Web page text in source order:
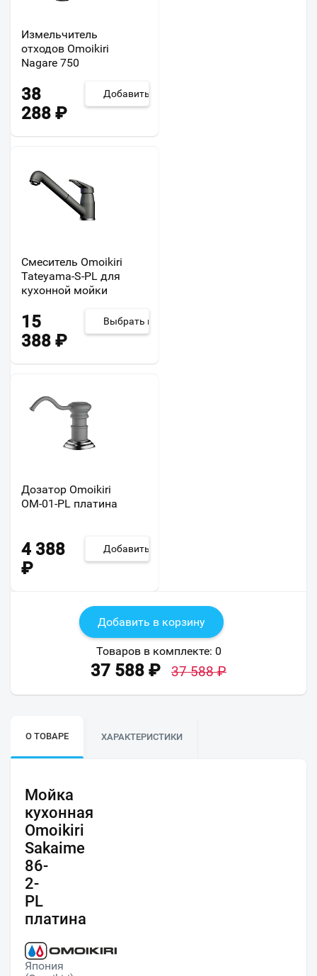
Измельчитель
отходов Omoikiri
Nagare 750
38
288 ₽
Добавить
Смеситель Omoikiri
Tateyama-S-PL для
кухонной мойки
15
388 ₽
Выбрать из 2
Дозатор Omoikiri
ОМ-01-PL платина
4 388
₽
Добавить
Добавить в корзину
Товаров в комплекте: 0
37 588 ₽ 37 588₽
О ТОВАРЕ ХАРАКТЕРИСТИКИ
Мойка
кухонная
Omoikiri
Sakaime
86-
2-
PL
платина
Япония